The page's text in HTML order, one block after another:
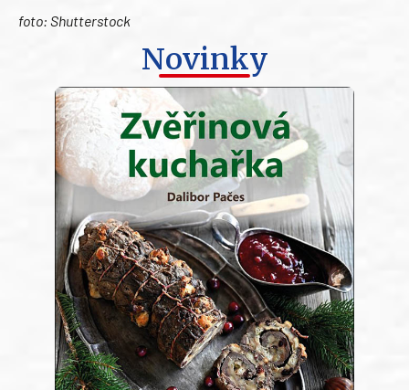
foto: Shutterstock
Novinky